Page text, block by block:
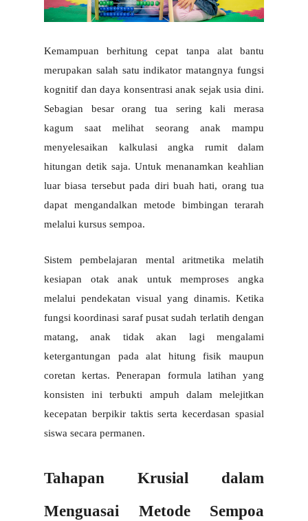
Kemampuan berhitung cepat tanpa alat bantu
merupakan salah satu indikator matangnya fungsi
kognitif dan daya konsentrasi anak sejak usia dini.
Sebagian besar orang tua sering kali merasa
kagum saat melihat seorang anak mampu
menyelesaikan kalkulasi angka rumit dalam
hitungan detik saja. Untuk menanamkan keahlian
luar biasa tersebut pada diri buah hati, orang tua
dapat mengandalkan metode bimbingan terarah
melalui kursus sempoa.
Sistem pembelajaran mental aritmetika melatih
kesiapan otak anak untuk memproses angka
melalui pendekatan visual yang dinamis. Ketika
fungsi koordinasi saraf pusat sudah terlatih dengan
matang, anak tidak akan lagi mengalami
ketergantungan pada alat hitung fisik maupun
coretan kertas. Penerapan formula latihan yang
konsisten ini terbukti ampuh dalam melejitkan
kecepatan berpikir taktis serta kecerdasan spasial
siswa secara permanen.
Tahapan Krusial dalam
Menguasai Metode Sempoa